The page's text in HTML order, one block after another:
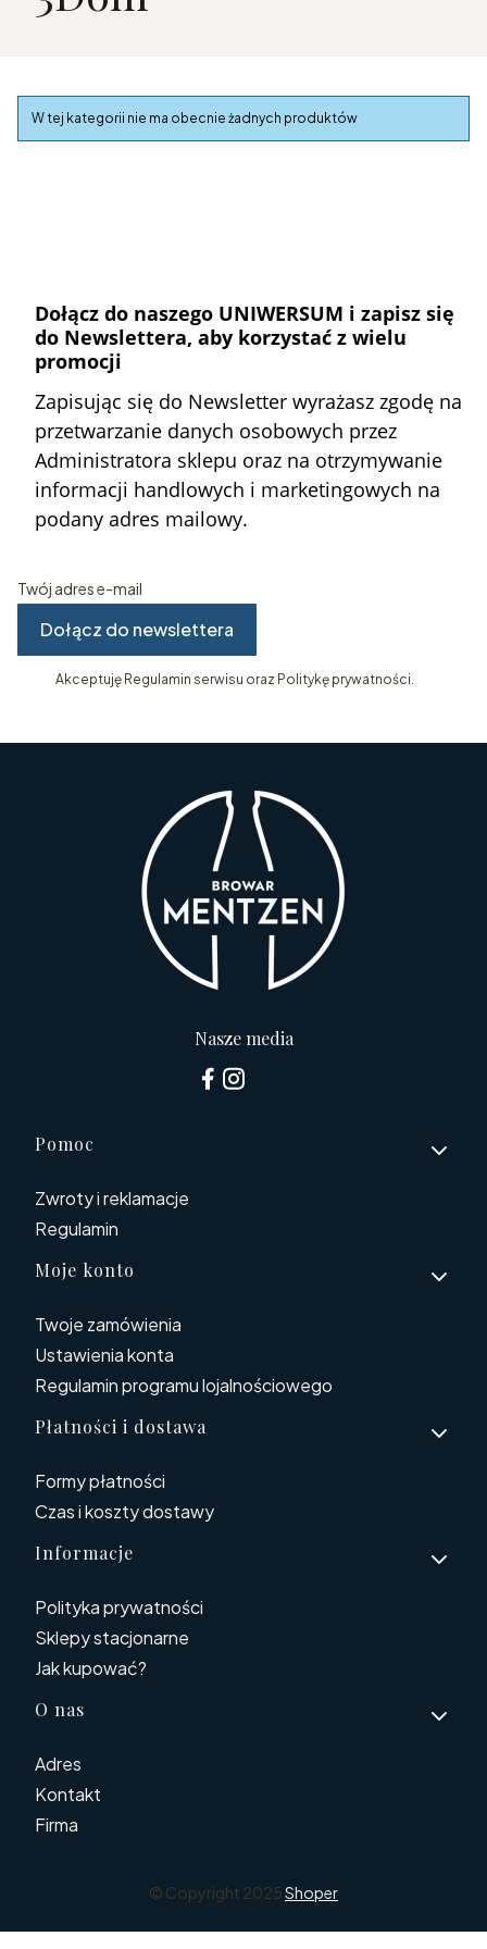
Lista produktów
W tej kategorii nie ma obecnie żadnych produktów
Dołącz do naszego UNIWERSUM i zapisz się
do Newslettera, aby korzystać z wielu
promocji
Zapisując się do Newsletter wyrażasz zgodę na
przetwarzanie danych osobowych przez
Administratora sklepu oraz na otrzymywanie
informacji handlowych i marketingowych na
podany adres mailowy.
Twój adres e-mail
Dołącz do newslettera
Akceptuję Regulamin serwisu oraz Politykę prywatności.
Nasze media
Linki w stopce
Pomoc
Zwroty i reklamacje
Regulamin
Moje konto
Twoje zamówienia
Ustawienia konta
Regulamin programu lojalnościowego
Płatności i dostawa
Formy płatności
Czas i koszty dostawy
Informacje
Polityka prywatności
Sklepy stacjonarne
Jak kupować?
O nas
Adres
Kontakt
Firma
© Copyright 2025Shoper